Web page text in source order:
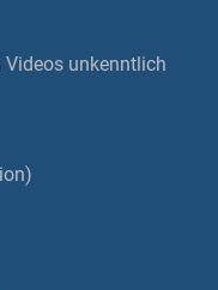
Videos unkenntlich